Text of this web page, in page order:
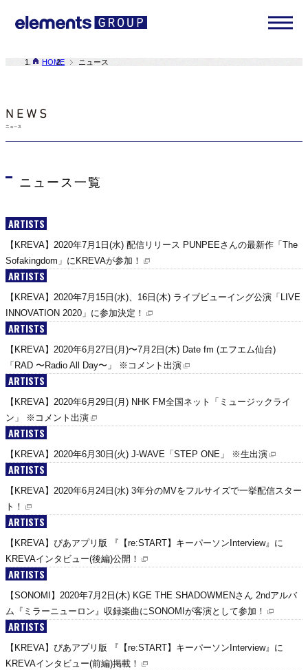
HOME ニュース
ニュース一覧
ARTISTS
【KREVA】2020年7月1日(水) 配信リリース PUNPEEさんの最新作「The
Sofakingdom」にKREVAが参加！
ARTISTS
【KREVA】2020年7月15日(水)、16日(木) ライブビューイング公演「LIVE
INNOVATION 2020」に参加決定！
ARTISTS
【KREVA】2020年6月27日(月)〜7月2日(木) Date fm (エフエム仙台)
「RAD 〜Radio All Day〜」 ※コメント出演
ARTISTS
【KREVA】2020年6月29日(月) NHK FM全国ネット「ミュージックライ
ン」 ※コメント出演
ARTISTS
【KREVA】2020年6月30日(火) J-WAVE「STEP ONE」 ※生出演
ARTISTS
【KREVA】2020年6月24日(水) 3年分のMVをフルサイズで一挙配信スター
ト！
ARTISTS
【KREVA】ぴあアプリ版 『【re:START】キーパーソンInterview』に
KREVAインタビュー(後編)公開！
ARTISTS
【SONOMI】2020年7月2日(木) KGE THE SHADOWMENさん 2ndアルバ
ム『ミラーニューロン』収録楽曲にSONOMIが客演として参加！
ARTISTS
【KREVA】ぴあアプリ版 『【re:START】キーパーソンInterview』に
KREVAインタビュー(前編)掲載！